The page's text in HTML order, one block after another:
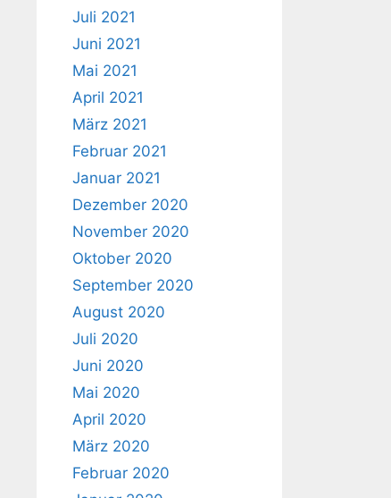
Juli 2021
Juni 2021
Mai 2021
April 2021
März 2021
Februar 2021
Januar 2021
Dezember 2020
November 2020
Oktober 2020
September 2020
August 2020
Juli 2020
Juni 2020
Mai 2020
April 2020
März 2020
Februar 2020